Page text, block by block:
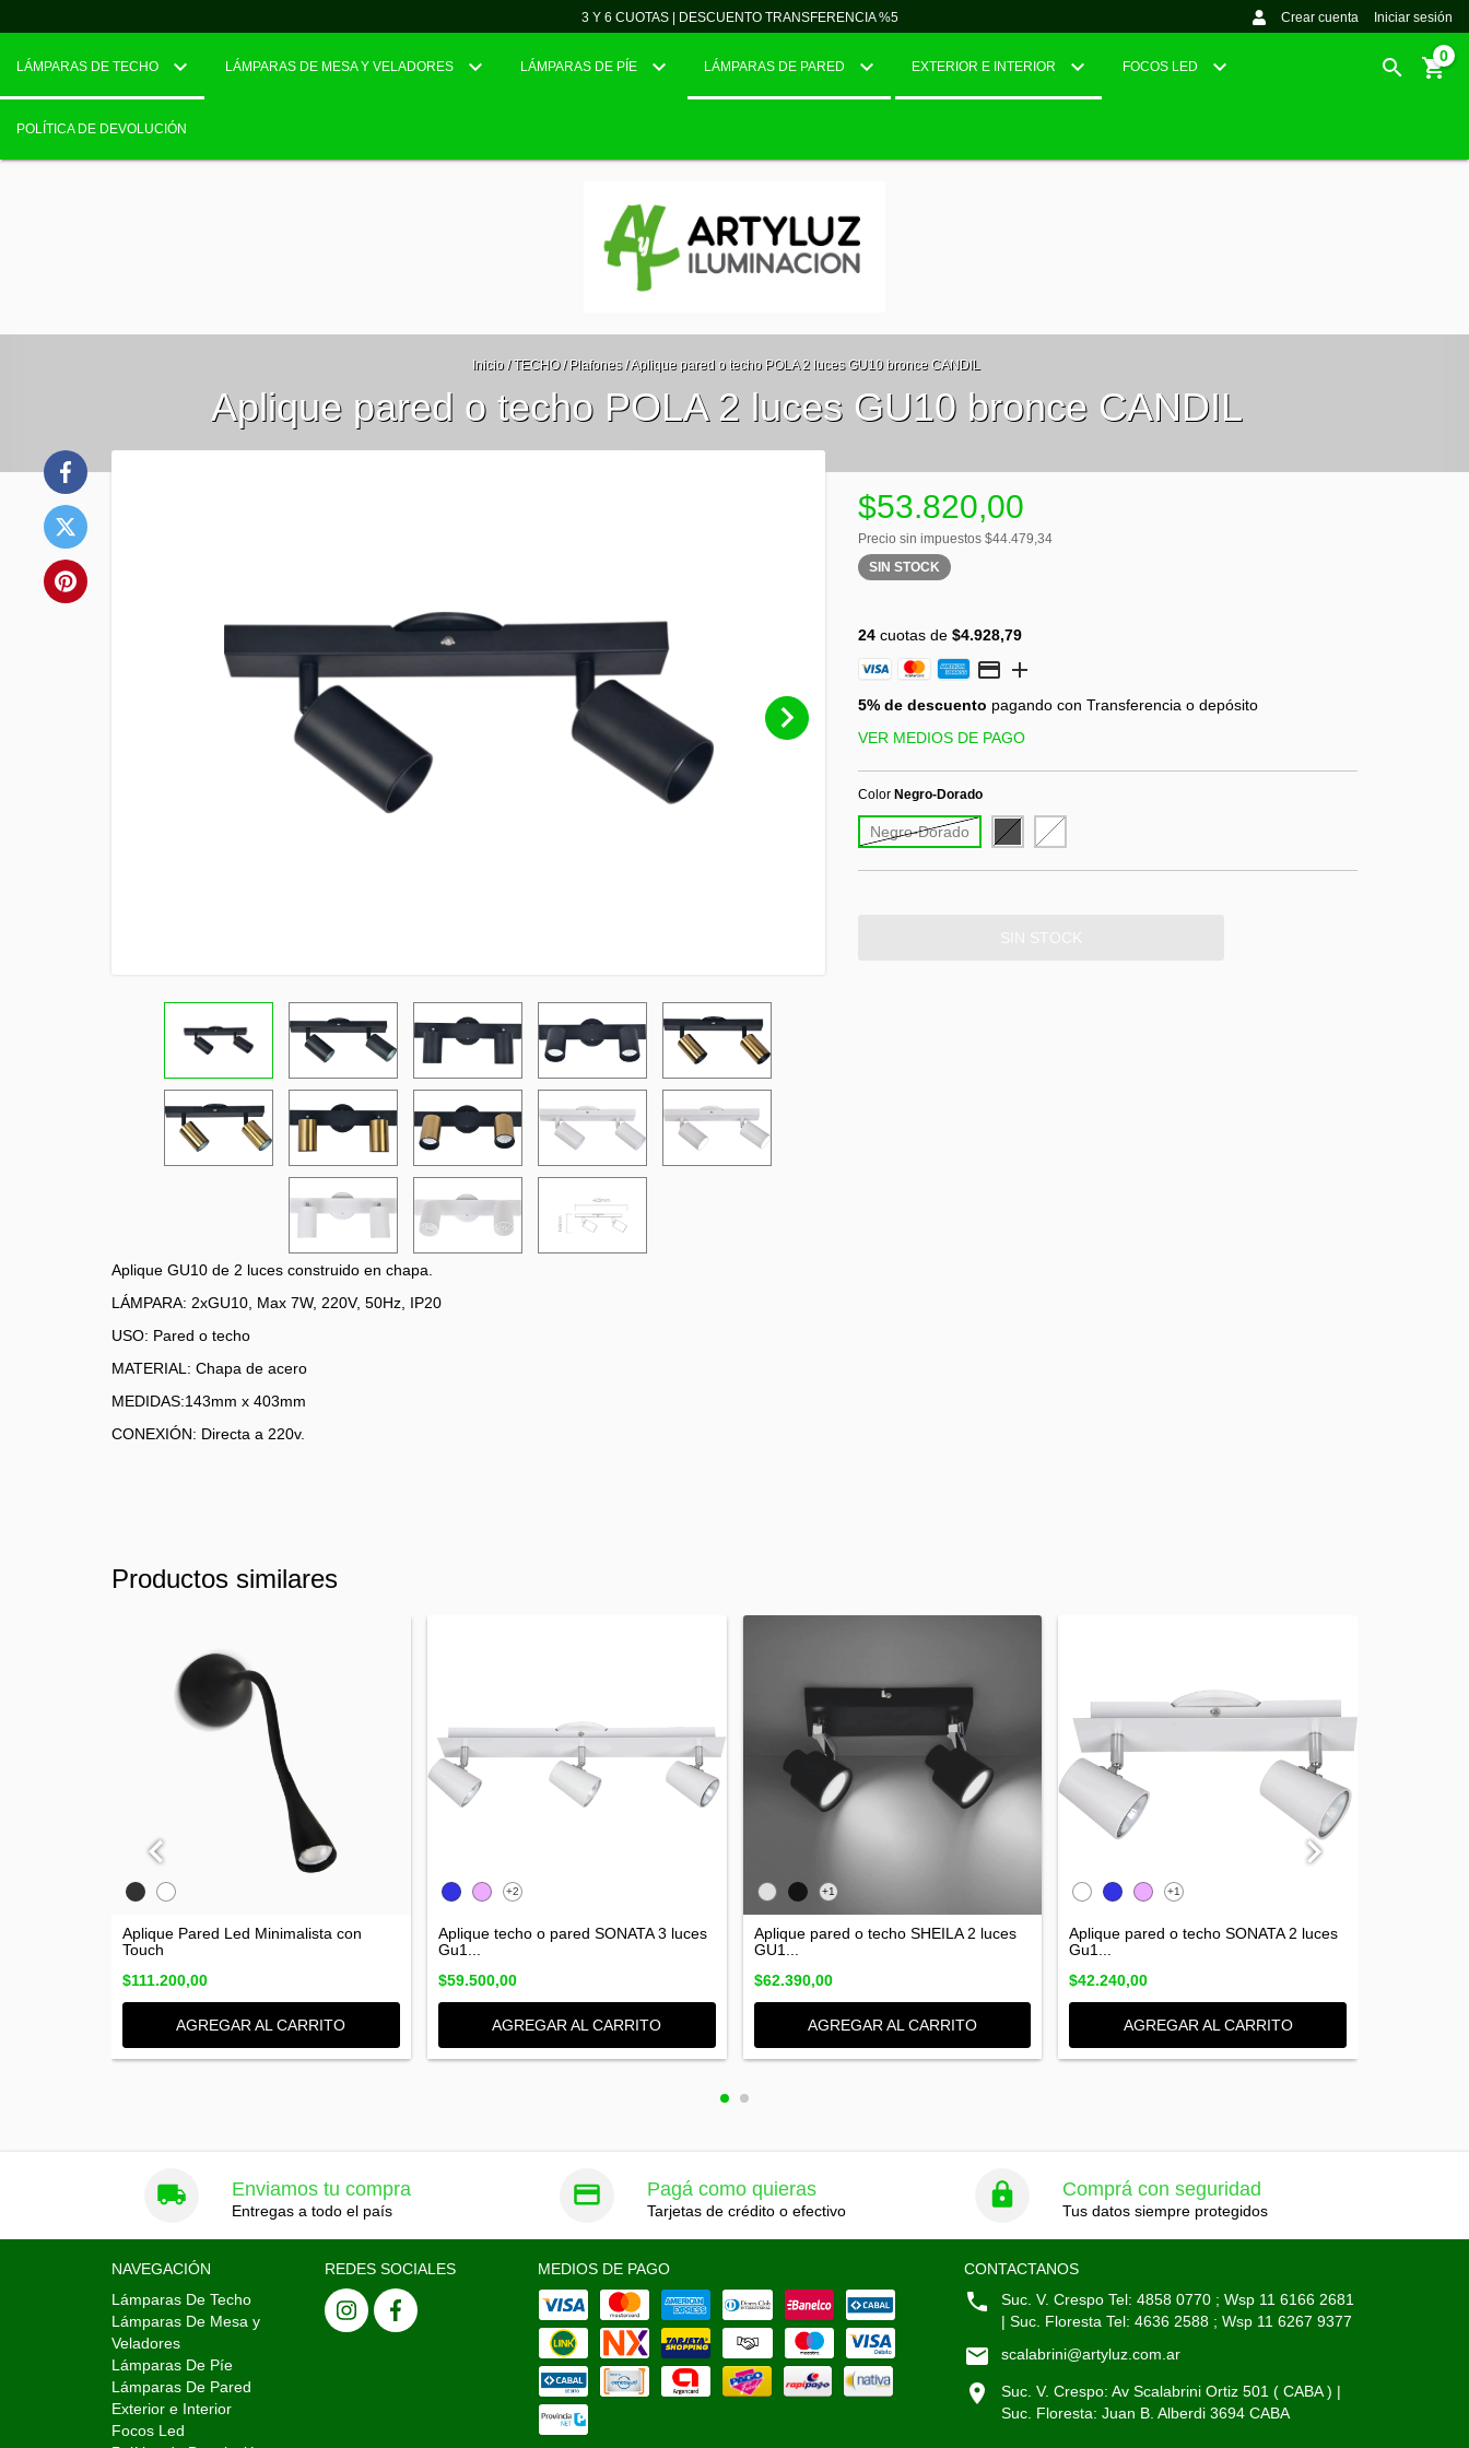
3 Y 6 CUOTAS | DESCUENTO TRANSFERENCIA %5 Crear cuenta Iniciar sesión
LÁMPARAS DE TECHO LÁMPARAS DE MESA Y VELADORES LÁMPARAS DE PÍE LÁMPARAS DE PARED EXTERIOR E INTERIOR FOCOS LED
POLÍTICA DE DEVOLUCIÓN
0
Inicio / TECHO / Plafones /Aplique pared o techo POLA 2 luces GU10 bronce CANDIL
Aplique pared o techo POLA 2 luces GU10 bronce CANDIL
$53.820,00
Precio sin impuestos $44.479,34
SIN STOCK
24cuotas de $4.928,79
5% de descuento pagando con Transferencia o depósito
VER MEDIOS DE PAGO
Color Negro-Dorado
Negro-Dorado
Aplique GU10 de 2 luces construido en chapa.
LÁMPARA: 2xGU10, Max 7W, 220V, 50Hz, IP20
USO: Pared o techo
MATERIAL: Chapa de acero
MEDIDAS:143mm x 403mm
CONEXIÓN: Directa a 220v.
Productos similares
Aplique Pared Led Minimalista con
Touch
$111.200,00
AGREGAR AL CARRITO
+2
Aplique techo o pared SONATA 3 luces
Gu1...
$59.500,00
AGREGAR AL CARRITO
+1
Aplique pared o techo SHEILA 2 luces
GU1...
$62.390,00
AGREGAR AL CARRITO
+1
Aplique pared o techo SONATA 2 luces
Gu1...
$42.240,00
AGREGAR AL CARRITO
Enviamos tu compra
Entregas a todo el país
Pagá como quieras
Tarjetas de crédito o efectivo
Comprá con seguridad
Tus datos siempre protegidos
NAVEGACIÓN
Lámparas De Techo
Lámparas De Mesa y
Veladores
Lámparas De Píe
Lámparas De Pared
Exterior e Interior
Focos Led
REDES SOCIALES MEDIOS DE PAGO
CONTACTANOS
Suc. V. Crespo Tel: 4858 0770 ; Wsp 11 6166 2681
| Suc. Floresta Tel: 4636 2588 ; Wsp 11 6267 9377
scalabrini@artyluz.com.ar
Suc. V. Crespo: Av Scalabrini Ortiz 501 ( CABA ) |
Suc. Floresta: Juan B. Alberdi 3694 CABA